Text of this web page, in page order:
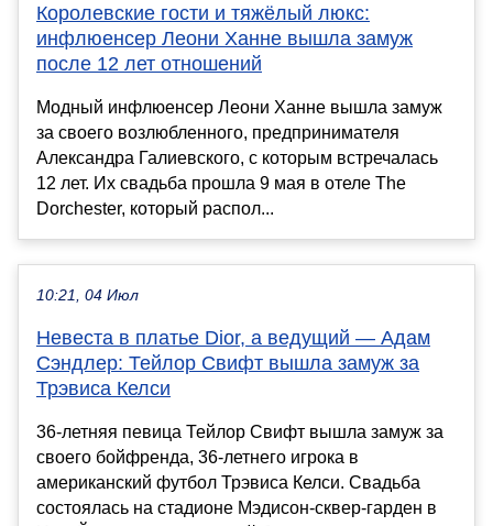
Королевские гости и тяжёлый люкс:
инфлюенсер Леони Ханне вышла замуж
после 12 лет отношений
Модный инфлюенсер Леони Ханне вышла замуж
за своего возлюбленного, предпринимателя
Александра Галиевского, с которым встречалась
12 лет. Их свадьба прошла 9 мая в отеле The
Dorchester, который распол...
10:21, 04 Июл
Невеста в платье Dior, а ведущий — Адам
Сэндлер: Тейлор Свифт вышла замуж за
Трэвиса Келси
36-летняя певица Тейлор Свифт вышла замуж за
своего бойфренда, 36-летнего игрока в
американский футбол Трэвиса Келси. Свадьба
состоялась на стадионе Мэдисон-сквер-гарден в